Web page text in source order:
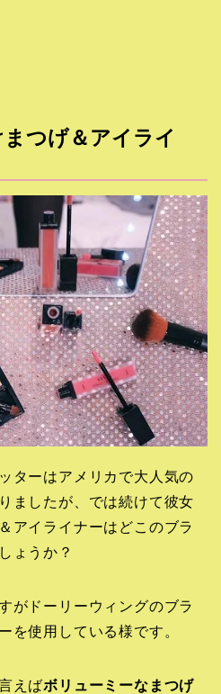
つげ＆アイライ
ターはアメリカで大人気の
ましたが、では続けて彼女
アイライナーはどこのブラ
ょうか？
がドーリーウィングのブラ
を使用している様です。
えばボリューミーなまつげ